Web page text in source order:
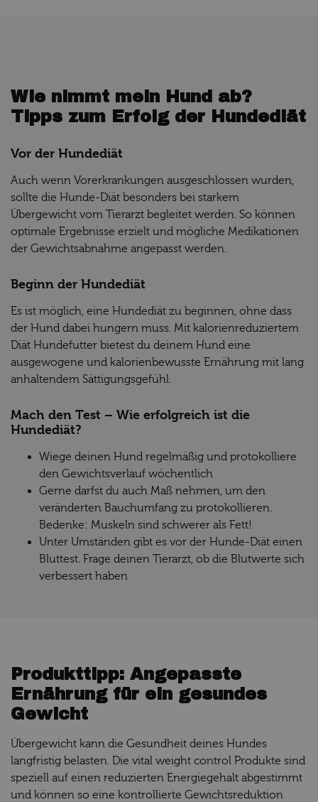
Wie nimmt mein Hund ab?
Tipps zum Erfolg der Hundediät
Vor der Hundediät
Auch wenn Vorerkrankungen ausgeschlossen wurden,
sollte die Hunde-Diät besonders bei starkem
Übergewicht vom Tierarzt begleitet werden. So können
optimale Ergebnisse erzielt und mögliche Medikationen
der Gewichtsabnahme angepasst werden.
Beginn der Hundediät
Es ist möglich, eine Hundediät zu beginnen, ohne dass
der Hund dabei hungern muss. Mit kalorienreduziertem
Diät Hundefutter bietest du deinem Hund eine
ausgewogene und kalorienbewusste Ernährung mit lang
anhaltendem Sättigungsgefühl.
Mach den Test – Wie erfolgreich ist die
Hundediät?
Wiege deinen Hund regelmäßig und protokolliere
den Gewichtsverlauf wöchentlich
Gerne darfst du auch Maß nehmen, um den
veränderten Bauchumfang zu protokollieren.
Bedenke: Muskeln sind schwerer als Fett!
Unter Umständen gibt es vor der Hunde-Diät einen
Bluttest. Frage deinen Tierarzt, ob die Blutwerte sich
verbessert haben
Produkttipp: Angepasste
Ernährung für ein gesundes
Gewicht
Übergewicht kann die Gesundheit deines Hundes
langfristig belasten. Die vital weight control Produkte sind
speziell auf einen reduzierten Energiegehalt abgestimmt
und können so eine kontrollierte Gewichtsreduktion